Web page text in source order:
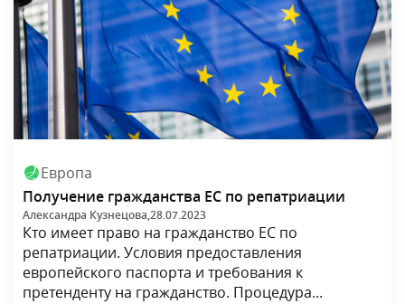
Европа
Получение гражданства ЕС по репатриации
Александра Кузнецова,28.07.2023
Кто имеет право на гражданство ЕС по
репатриации. Условия предоставления
европейского паспорта и требования к
претенденту на гражданство. Процедура...